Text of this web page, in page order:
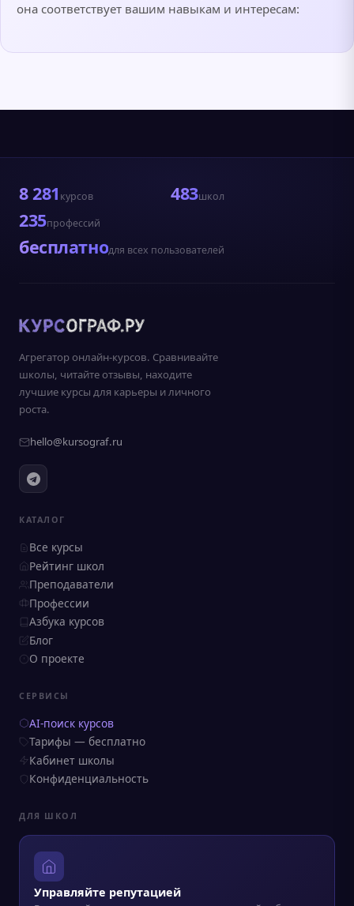
она соответствует вашим навыкам и интересам:
8 281 курсов 483школ
235профессий
бесплатнодля всех пользователей
Агрегатор онлайн-курсов. Сравнивайте
школы, читайте отзывы, находите
лучшие курсы для карьеры и личного
роста.
hello@kursograf.ru
КАТАЛОГ
Все курсы
Рейтинг школ
Преподаватели
Профессии
Азбука курсов
Блог
О проекте
СЕРВИСЫ
AI-поиск курсов
Тарифы — бесплатно
Кабинет школы
Конфиденциальность
ДЛЯ ШКОЛ
Управляйте репутацией